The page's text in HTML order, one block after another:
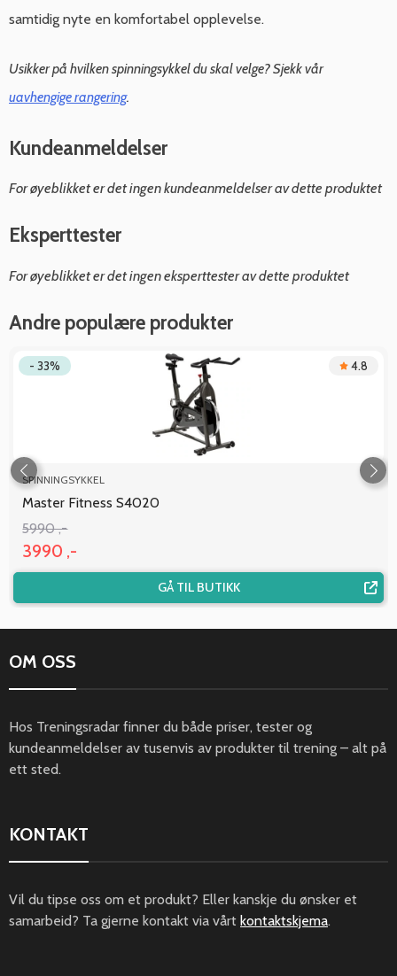
samtidig nyte en komfortabel opplevelse.
Usikker på hvilken spinningsykkel du skal velge? Sjekk vår
uavhengige rangering.
Kundeanmeldelser
For øyeblikket er det ingen kundeanmeldelser av dette produktet
Eksperttester
For øyeblikket er det ingen eksperttester av dette produktet
Andre populære produkter
- 33% 4.8
SPINNINGSYKKEL
Master Fitness S4020
5990 ,-
3990 ,-
GÅ TIL BUTIKK
OM OSS
Hos Treningsradar finner du både priser, tester og
kundeanmeldelser av tusenvis av produkter til trening – alt på
ett sted.
KONTAKT
Vil du tipse oss om et produkt? Eller kanskje du ønsker et
samarbeid? Ta gjerne kontakt via vårt kontaktskjema.